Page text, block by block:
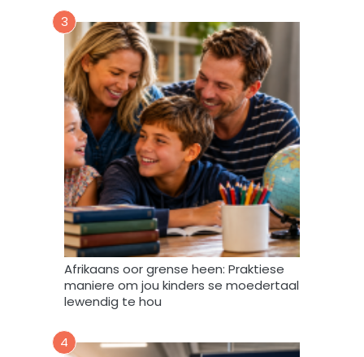
u
m
m
y
d
a
a
m
a
g
v
e
r
w
e
r
,
s
3
Afrikaans oor grense heen: Praktiese
maniere om jou kinders se moedertaal
lewendig te hou
4